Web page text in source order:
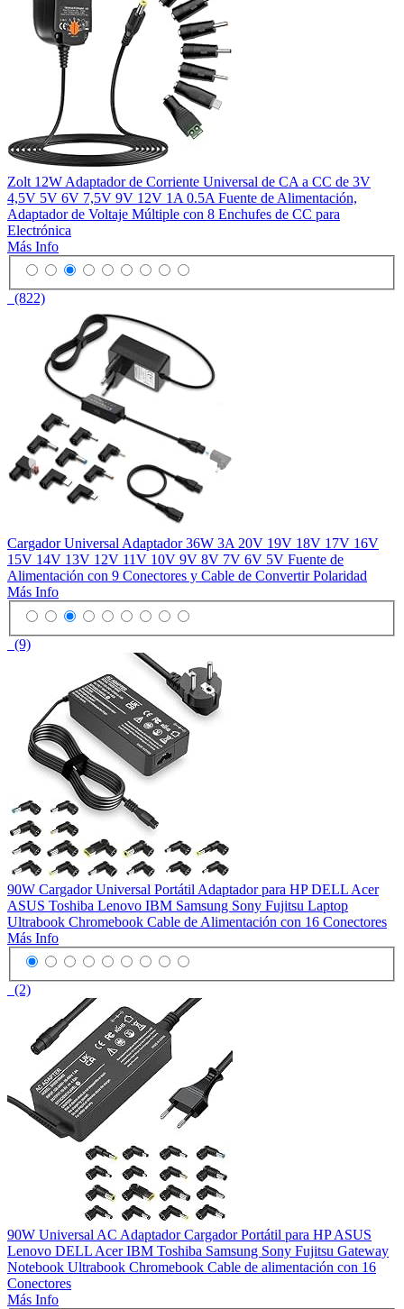
Zolt 12W Adaptador de Corriente Universal de CA a CC de 3V
4,5V 5V 6V 7,5V 9V 12V 1A 0.5A Fuente de Alimentación,
Adaptador de Voltaje Múltiple con 8 Enchufes de CC para
Electrónica
Más Info
(822)
Cargador Universal Adaptador 36W 3A 20V 19V 18V 17V 16V
15V 14V 13V 12V 11V 10V 9V 8V 7V 6V 5V Fuente de
Alimentación con 9 Conectores y Cable de Convertir Polaridad
Más Info
(9)
90W Cargador Universal Portátil Adaptador para HP DELL Acer
ASUS Toshiba Lenovo IBM Samsung Sony Fujitsu Laptop
Ultrabook Chromebook Cable de Alimentación con 16 Conectores
Más Info
(2)
90W Universal AC Adaptador Cargador Portátil para HP ASUS
Lenovo DELL Acer IBM Toshiba Samsung Sony Fujitsu Gateway
Notebook Ultrabook Chromebook Cable de alimentación con 16
Conectores
Más Info